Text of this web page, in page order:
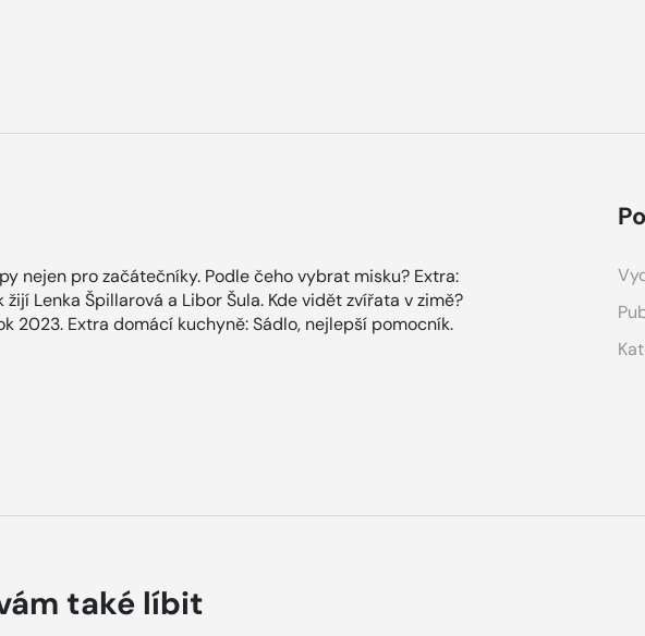
nejen pro začátečníky. Podle čeho vybrat misku? Extra:
Lenka Špillarová a Libor Šula. Kde vidět zvířata v zimě?
2023. Extra domácí kuchyně: Sádlo, nejlepší pomocník.
také líbit